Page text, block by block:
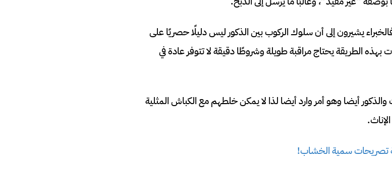
فالخبراء يشيرون إلى أن سلوك الركوب بين الذكور ليس دليلًا حصريًا على
الطريقة يحتاج مراقبة طويلة وشروطًا دقيقة لا تتوفر عادة في
أيضا وهو أمر وارد أيضا لذا لا يمكن خلطهم مع الكباش المثلية
تصريحات سمية الخشاب!